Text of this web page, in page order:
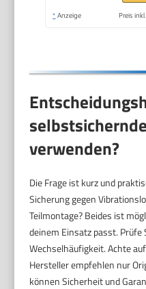
* Anzeige Preis
verwenden?
Die Frage ist kurz und
Sicherung gegen
Teilmontage? Beides ist
deinem Einsatz passt.
Wechselhäufigkeit. Achte
Hersteller empfehlen nur
können Sicherheit und